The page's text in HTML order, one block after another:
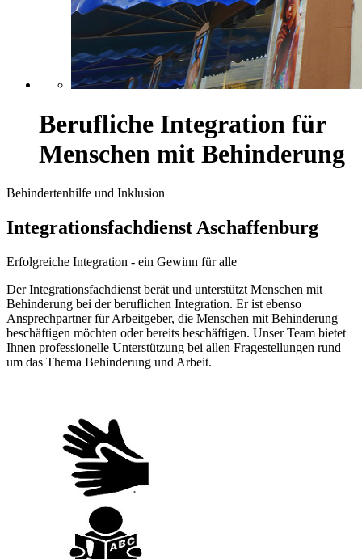
Berufliche Integration für
Menschen mit Behinderung
Behindertenhilfe und Inklusion
Integrationsfachdienst Aschaffenburg
Erfolgreiche Integration - ein Gewinn für alle
Der Integrationsfachdienst berät und unterstützt Menschen mit
Behinderung bei der beruflichen Integration. Er ist ebenso
Ansprechpartner für Arbeitgeber, die Menschen mit Behinderung
beschäftigen möchten oder bereits beschäftigen. Unser Team bietet
Ihnen professionelle Unterstützung bei allen Fragestellungen rund
um das Thema Behinderung und Arbeit.